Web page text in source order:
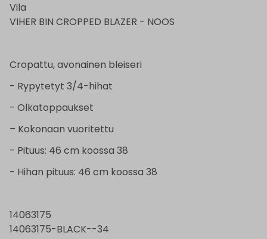
Vila
VIHER BIN CROPPED BLAZER - NOOS
Cropattu, avonainen bleiseri
- Rypytetyt 3/4-hihat
- Olkatoppaukset
– Kokonaan vuoritettu
- Pituus: 46 cm koossa 38
- Hihan pituus: 46 cm koossa 38
14063175
14063175-BLACK--34